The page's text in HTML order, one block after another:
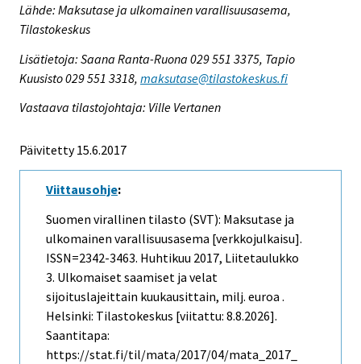
Lähde: Maksutase ja ulkomainen varallisuusasema,
Tilastokeskus
Lisätietoja: Saana Ranta-Ruona 029 551 3375, Tapio
Kuusisto 029 551 3318, maksutase@tilastokeskus.fi
Vastaava tilastojohtaja: Ville Vertanen
Päivitetty 15.6.2017
Viittausohje:
Suomen virallinen tilasto (SVT): Maksutase ja
ulkomainen varallisuusasema [verkkojulkaisu].
ISSN=2342-3463. Huhtikuu 2017, Liitetaulukko
3. Ulkomaiset saamiset ja velat
sijoituslajeittain kuukausittain, milj. euroa .
Helsinki: Tilastokeskus [viitattu: 8.8.2026].
Saantitapa:
https://stat.fi/til/mata/2017/04/mata_2017_